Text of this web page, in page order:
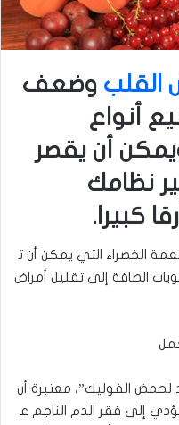
القلب وضعف
أنواع
أن يقصر
نظامك
كبيرا.
الخضراء التي يمكن أن ت
الطاقة إلى تقليل أمراض
لحمض الفوليك”، معتبرة أن
إلى فقر الدم الناجم ع